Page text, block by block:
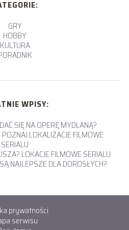
GRY
HOBBY
KULTURA
WPISY:
SIĘ NA OPERĘ MYDLANĄ?
LOKALIZACJE FILMOWE
SERIALU
LOKACJE FILMOWE SERIALU
NAJLEPSZE DLA DOROSŁYCH?
prywatności
serwisu